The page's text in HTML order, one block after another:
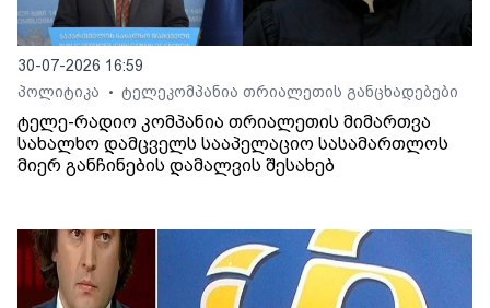
30-07-2026 16:59
პოლიტიკა
• ტელეკომპანია თრიალეთის განცხადებები
ტელე-რადიო კომპანია თრიალეთის მიმართვა
სახალხო დამცველს სააპელაციო სასამართლოს
მიერ განჩინების დამალვის შესახებ